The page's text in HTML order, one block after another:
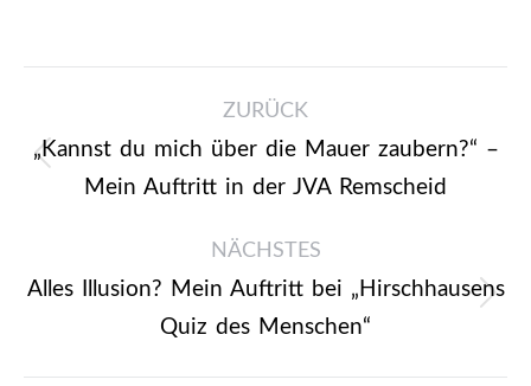
Kommentarnavigation
ZURÜCK
„Kannst du mich über die Mauer zaubern?“ –
Mein Auftritt in der JVA Remscheid
NÄCHSTES
Alles Illusion? Mein Auftritt bei „Hirschhausens
Quiz des Menschen“